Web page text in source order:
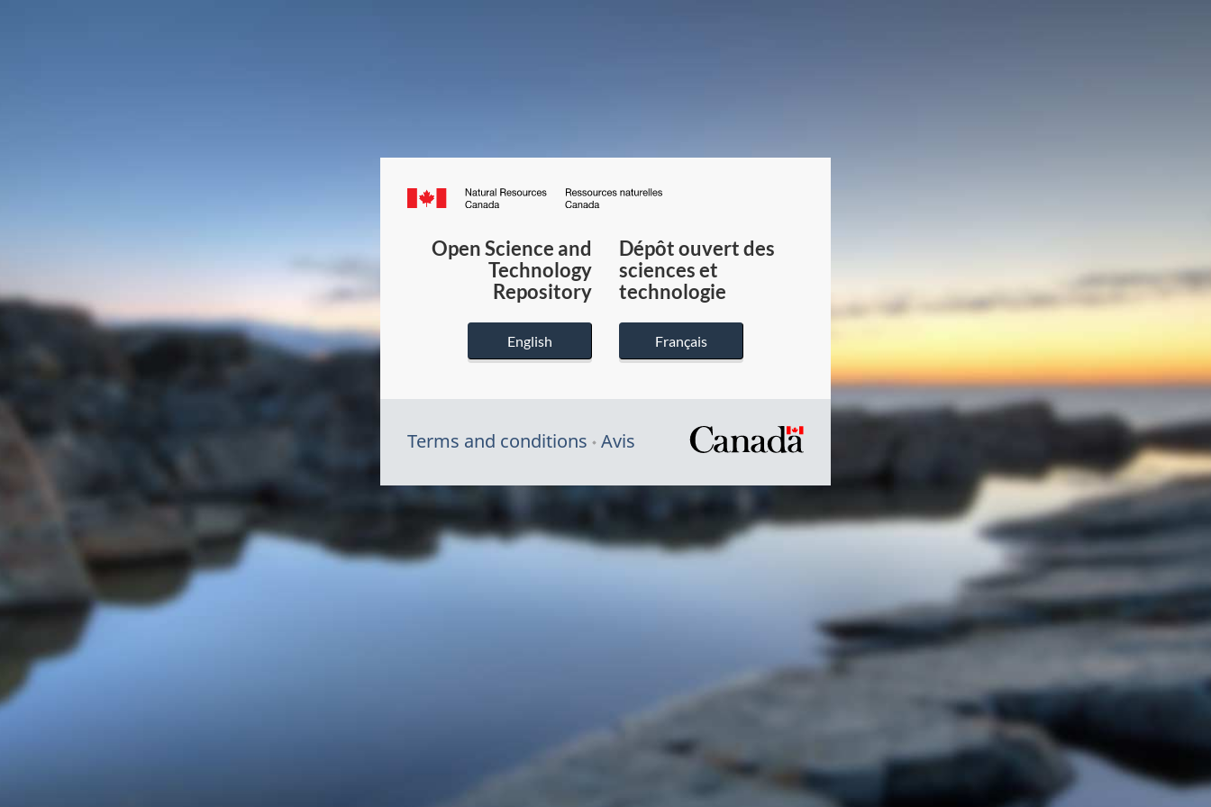
Canada.ca
du
Canada
Open Science and
Technology
Repository
English
Dépôt ouvert des
sciences et
technologie
Français
Terms and conditions Avis
/
Symbole
gouvernement